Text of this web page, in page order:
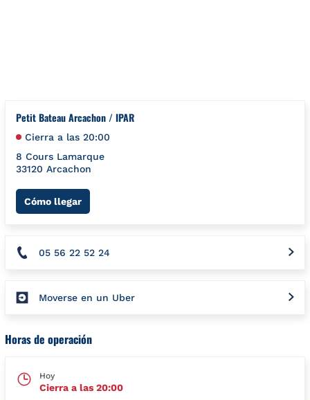
Petit Bateau Arcachon / IPAR
Cierra a las 20:00
8 Cours Lamarque
33120 Arcachon
Cómo llegarLink Opens in New Tab
05 56 22 52 24
Moverse en un Uber
Horas de operación
Hoy
Cierra a las 20:00